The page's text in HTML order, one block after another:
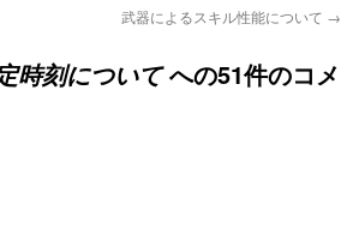
武器によるスキル性能について →
時刻についてへの51件のコメ